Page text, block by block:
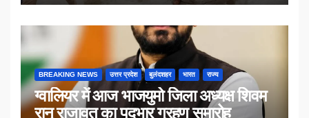
BREAKING NEWS उत्तर प्रदेश बुलंदशहर भारत राज्य
ग्वालियर में आज भाजयुमो जिला अध्यक्ष शिवम
रानू राजावत का पदभार ग्रहण समारोह